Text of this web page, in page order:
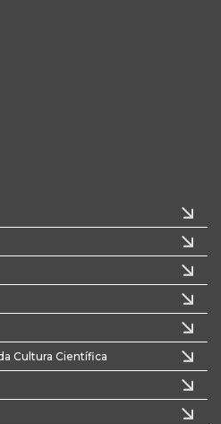
Cultura Científica